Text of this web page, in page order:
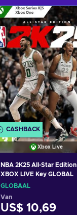
CASHBACK
Xbox Live
NBA 2K25 All-Star Edition
XBOX LIVE Key GLOBAL
GLOBAAL
Van
US$ 10,69